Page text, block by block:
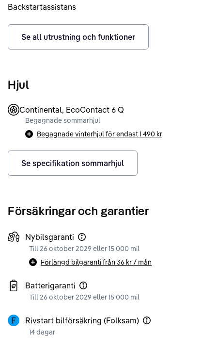
Backstartassistans
Se all utrustning och funktioner
Hjul
Continental, EcoContact 6 Q
Begagnade sommarhjul
Begagnade vinterhjul för endast1 490 kr
Se specifikation sommarhjul
Försäkringar och garantier
Nybilsgaranti
Till 26 oktober 2029 eller 15 000 mil
Förlängd bilgaranti från 36 kr / mån
Batterigaranti
Till 26 oktober 2029 eller 15 000 mil
Rivstart bilförsäkring (Folksam)
14 dagar